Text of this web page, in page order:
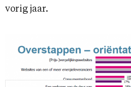
vorig jaar.